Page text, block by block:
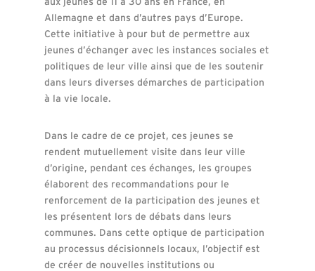
Allemagne et dans d’autres pays d’Europe.
Cette initiative à pour but de permettre aux
jeunes d’échanger avec les instances sociales et
politiques de leur ville ainsi que de les soutenir
dans leurs diverses démarches de participation
à la vie locale.
Dans le cadre de ce projet, ces jeunes se
rendent mutuellement visite dans leur ville
d’origine, pendant ces échanges, les groupes
élaborent des recommandations pour le
renforcement de la participation des jeunes et
les présentent lors de débats dans leurs
communes. Dans cette optique de participation
au processus décisionnels locaux, l’objectif est
de créer de nouvelles institutions ou